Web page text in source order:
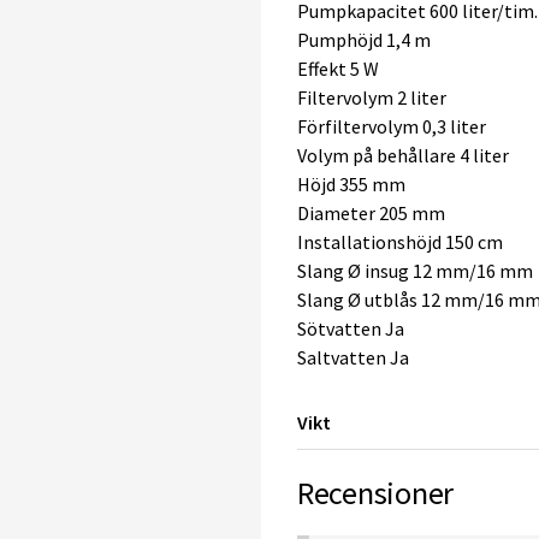
Pumpkapacitet 600 liter/tim.
Pumphöjd 1,4 m
Effekt 5 W
Filtervolym 2 liter
Förfiltervolym 0,3 liter
Volym på behållare 4 liter
Höjd 355 mm
Diameter 205 mm
Installationshöjd 150 cm
Slang Ø insug 12 mm/16 mm
Slang Ø utblås 12 mm/16 mm
Sötvatten Ja
Saltvatten Ja
Vikt
Recensioner